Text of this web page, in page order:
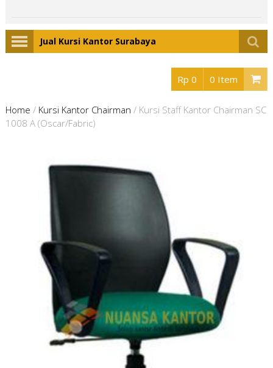
Jual Kursi Kantor Surabaya
Rp 0 0 Item
Home / Kursi Kantor Chairman / Kursi Staff Kantor Chairman SC
1008 A (Oscar/Fabric)